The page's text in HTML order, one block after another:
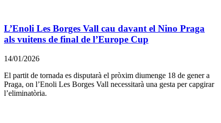
L’Enoli Les Borges Vall cau davant el Nino Praga
als vuitens de final de l’Europe Cup
14/01/2026
El partit de tornada es disputarà el pròxim diumenge 18 de gener a
Praga, on l’Enoli Les Borges Vall necessitarà una gesta per capgirar
l’eliminatòria.